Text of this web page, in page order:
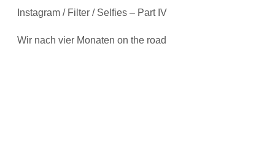
Instagram / Filter / Selfies – Part IV
Wir nach vier Monaten on the road